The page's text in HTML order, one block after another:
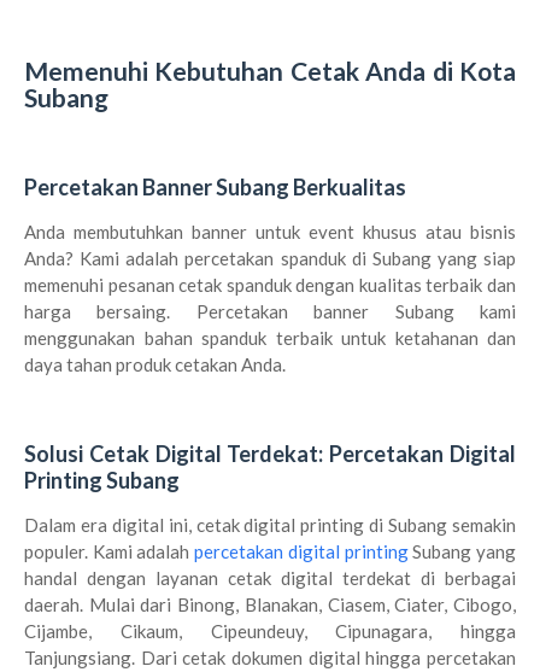
Memenuhi Kebutuhan Cetak Anda di Kota
Subang
Percetakan Banner Subang Berkualitas
Anda membutuhkan banner untuk event khusus atau bisnis
Anda? Kami adalah percetakan spanduk di Subang yang siap
memenuhi pesanan cetak spanduk dengan kualitas terbaik dan
harga bersaing. Percetakan banner Subang kami
menggunakan bahan spanduk terbaik untuk ketahanan dan
daya tahan produk cetakan Anda.
Solusi Cetak Digital Terdekat: Percetakan Digital
Printing Subang
Dalam era digital ini, cetak digital printing di Subang semakin
populer. Kami adalahpercetakan digital printingSubang yang
handal dengan layanan cetak digital terdekat di berbagai
daerah. Mulai dari Binong, Blanakan, Ciasem, Ciater, Cibogo,
Cijambe, Cikaum, Cipeundeuy, Cipunagara, hingga
Tanjungsiang. Dari cetak dokumen digital hingga percetakan